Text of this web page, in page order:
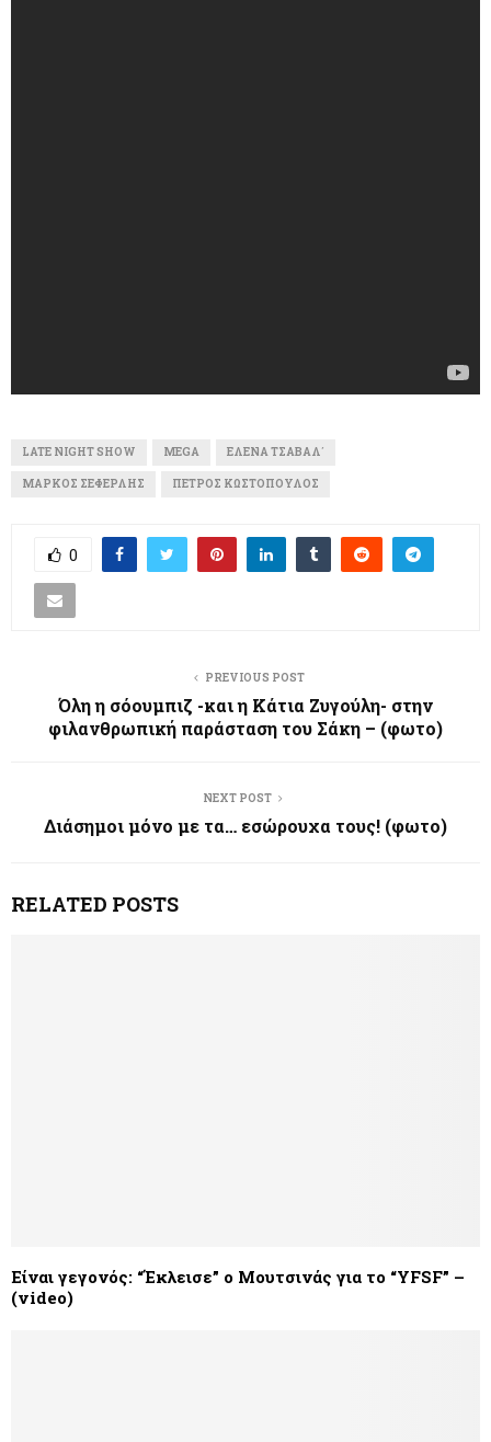
LATE NIGHT SHOW MEGA ΈΛΕΝΑ ΤΣΑΒΑΛ΄
ΜΆΡΚΟΣ ΣΕΦΕΡΛΉΣ ΠΈΤΡΟΣ ΚΩΣΤΌΠΟΥΛΟΣ
0
PREVIOUS POST
Όλη η σόουμπιζ -και η Κάτια Ζυγούλη- στην
φιλανθρωπική παράσταση του Σάκη – (φωτο)
NEXT POST
Διάσημοι μόνο με τα… εσώρουχα τους! (φωτο)
RELATED POSTS
Είναι γεγονός: “Έκλεισε” ο Μουτσινάς για το “YFSF” –
(video)